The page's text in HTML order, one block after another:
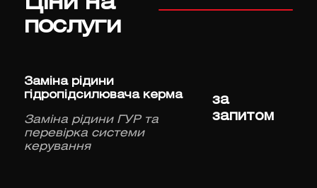
послуги
Заміна рідини
гідропідсилювача керма
Заміна рідини ГУР та
перевірка системи
керування
за
запитом